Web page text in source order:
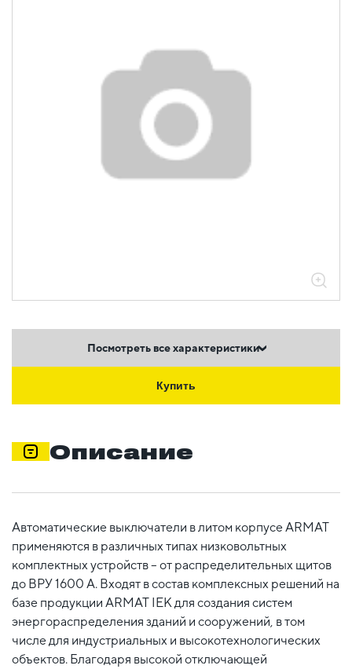
Посмотреть все характеристики
Купить
Описание
Автоматические выключатели в литом корпусе ARMAT
применяются в различных типах низковольтных
комплектных устройств – от распределительных щитов
до ВРУ 1600 А. Входят в состав комплексных решений на
базе продукции ARMAT IEK для создания систем
энергораспределения зданий и сооружений, в том
числе для индустриальных и высокотехнологических
объектов. Благодаря высокой отключающей